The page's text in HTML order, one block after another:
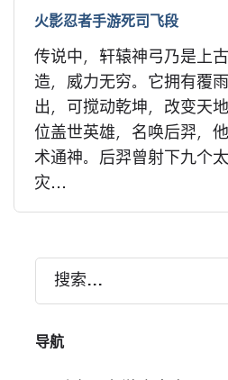
火影忍者手游死司飞段
传说中，轩辕神弓乃是上
造，威力无穷。它拥有覆
出，可搅动乾坤，改变天
位盖世英雄，名唤后羿，
术通神。后羿曾射下九个
灾...
搜索...
导航